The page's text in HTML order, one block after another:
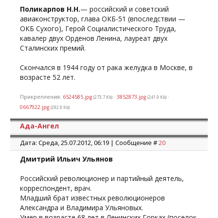
Поликарпов Н.Н.— российский и советский
авиаконструктор, глава ОКБ-51 (впоследствии —
ОКБ Сухого), Герой Социалистического Труда,
кавалер двух Орденов Ленина, лауреат двух
Сталинских премий.
Скончался в 1944 году от рака желудка в Москве, в
возрасте 52 лет.
Прикрепления: 6524585.jpg (273.7 Kb) · 3852873.jpg (241.9 Kb) ·
0667922.jpg (292.9 Kb)
Ада-Ангел
Дата: Среда, 25.07.2012, 06:19 | Сообщение #20
Дмитрий Ильич Ульянов
Российский революционер и партийный деятель,
корреспондент, врач.
Младший брат известных революционеров
Александра и Владимира Ульяновых.